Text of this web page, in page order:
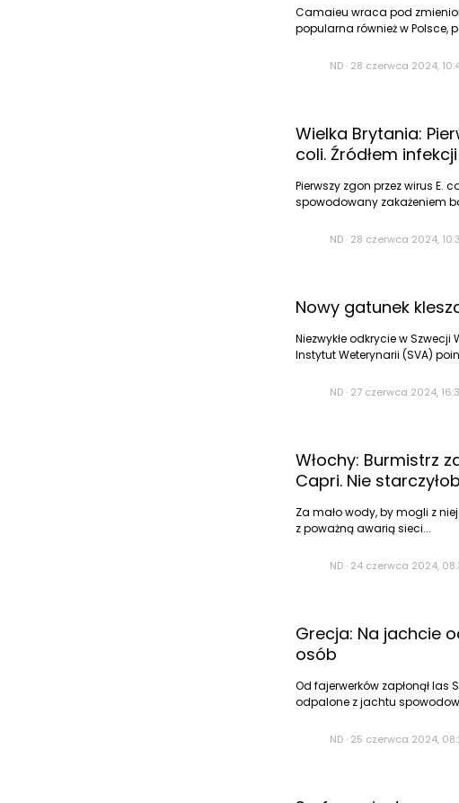
Camaieu wraca pod
popularna również w Polsce,
ND · 28 czerwca 2024,
Wielka Brytania:
coli. Źródłem
Pierwszy zgon przez wirus E.
spowodowany zakażeniem
ND · 28 czerwca 2024,
Nowy gatunek
Niezwykłe odkrycie w
Instytut Weterynarii (SVA)
ND · 27 czerwca 2024,
Włochy: Burmistrz
Capri. Nie
Za mało wody, by mogli z
z poważną awarią sieci...
ND · 24 czerwca 2024,
Grecja: Na jachcie
osób
Od fajerwerków zapłonął las
odpalone z jachtu
ND · 25 czerwca 2024,